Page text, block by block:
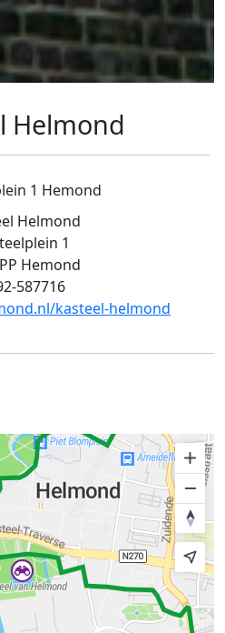
Helmond
1 Hemond
Helmond
1
Hemond
587716
kasteel-helmond